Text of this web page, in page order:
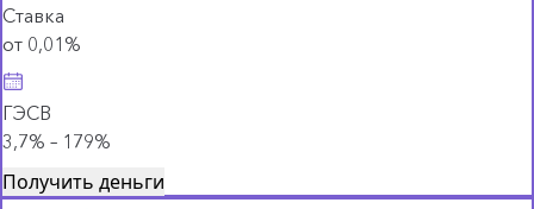
Ставка
от 0,01%
ГЭСВ
3,7% – 179%
Получить деньги